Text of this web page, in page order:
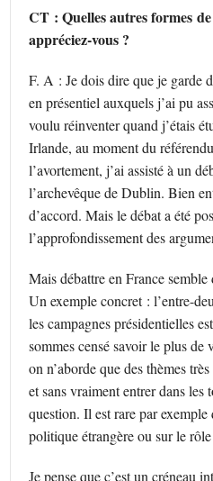
CT : Quelles autres formes
appréciez-vous ?
F. A : Je dois dire que je garde
en présentiel auxquels j’ai pu
voulu réinventer quand j’étais
Irlande, au moment du
l’avortement, j’ai assisté à un
l’archevêque de Dublin. Bien
d’accord. Mais le débat a été
l’approfondissement des
Mais débattre en France
Un exemple concret : l’entre-
les campagnes présidentielles
sommes censé savoir le plus de
on n’aborde que des thèmes
et sans vraiment entrer dans les
question. Il est rare par exemple
politique étrangère ou sur le
Je pense que c’est un créneau